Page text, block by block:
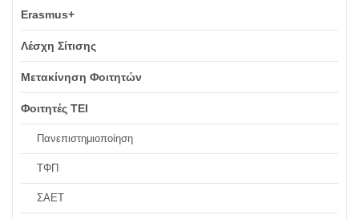
Erasmus+
Λέσχη Σίτισης
Μετακίνηση Φοιτητών
Φοιτητές ΤΕΙ
Πανεπιστημιοποίηση
ΤΦΠ
ΣΑΕΤ